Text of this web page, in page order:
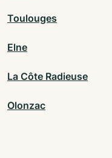
Toulouges
Elne
La Côte Radieuse
Olonzac